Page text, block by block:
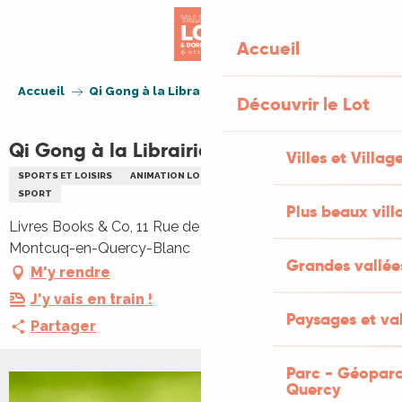
Accueil
Découvrir le Lot
Villes et
Plus beaux
Grandes
Paysages et
Parc -
Quercy
Accueil Qi Gong à la Librairie Livres Books & Co
Qi Gong à la Librairie Livres Books & Co
SPORTS ET LOISIRS ANIMATION LOCALE
SPORT
Livres Books & Co, 11 Rue de Montmartre, 46800
Montcuq-en-Quercy-Blanc
M'y rendre
J'y vais en train !
Partager